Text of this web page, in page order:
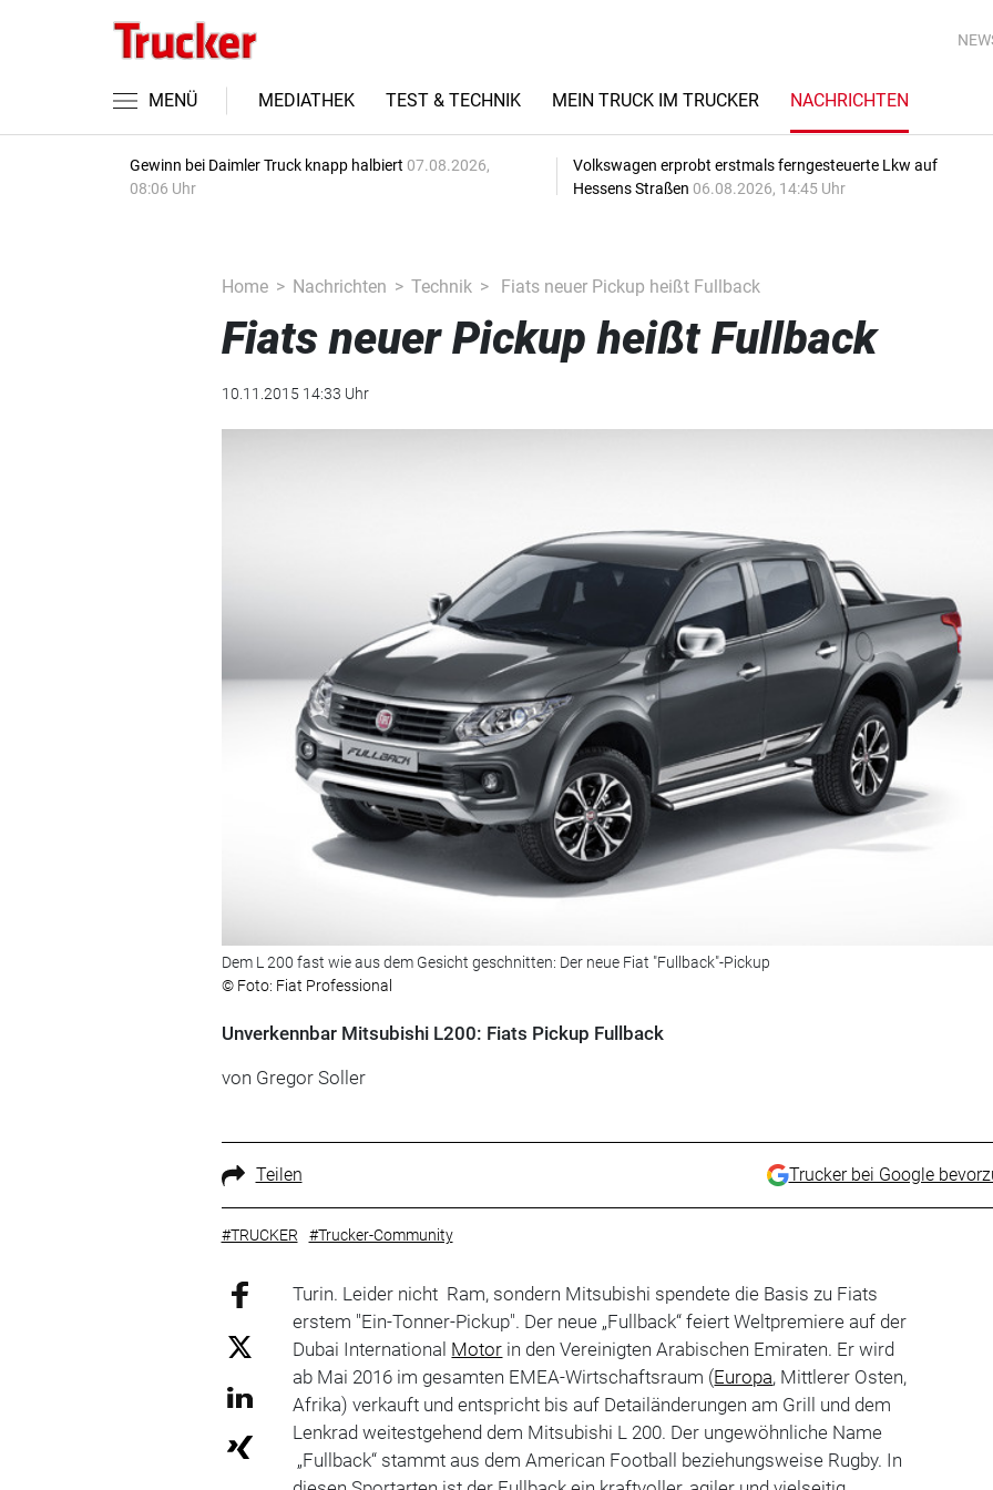
MENÜ MEDIATHEK TEST & TECHNIK MEIN TRUCK IM TRUCKER NACHRICHTEN
Gewinn bei Daimler Truck knapp halbiert 07.08.2026,
08:06 Uhr
Volkswagen erprobt erstmals ferngesteuerte Lkw auf
Hessens Straßen 06.08.2026, 14:45 Uhr
Home Nachrichten Technik Fiats neuer Pickup heißt Fullback
Fiats neuer Pickup heißt Fullback
10.11.2015 14:33 Uhr
Dem L 200 fast wie aus dem Gesicht geschnitten: Der neue Fiat "Fullback"-Pickup
© Foto: Fiat Professional
Unverkennbar Mitsubishi L200: Fiats Pickup Fullback
von Gregor Soller
Teilen Trucker bei Google
#TRUCKER #Trucker-Community
Turin. Leider nicht Ram, sondern Mitsubishi spendete die Basis zu Fiats
erstem "Ein-Tonner-Pickup". Der neue „Fullback“ feiert Weltpremiere auf der
Dubai International Motor in den Vereinigten Arabischen Emiraten. Er wird
ab Mai 2016 im gesamten EMEA-Wirtschaftsraum (Europa, Mittlerer Osten,
Afrika) verkauft und entspricht bis auf Detailänderungen am Grill und dem
Lenkrad weitestgehend dem Mitsubishi L 200. Der ungewöhnliche Name
„Fullback“ stammt aus dem American Football beziehungsweise Rugby. In